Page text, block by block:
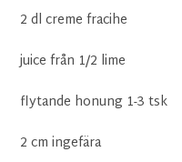
2 dl creme fracihe
juice från 1/2 lime
flytande honung 1-3 tsk
2 cm ingefära